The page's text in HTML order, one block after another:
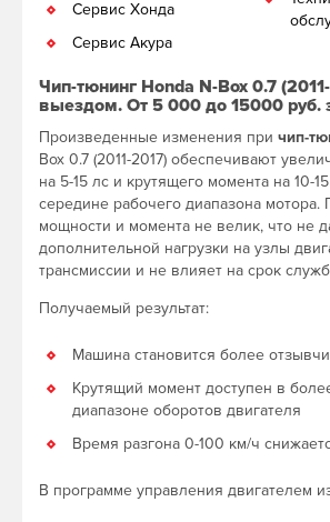
Сервис Хонда
Сервис Акура
Чип-тюнинг Honda N-Box 0.7
выездом. От 5 000 до 15000 руб.
Произведенные изменения при чип-
Box 0.7 (2011-2017) обеспечивают
на 5-15 лс и крутящего момента на 10-
середине рабочего диапазона мотора.
мощности и момента не велик, что не
дополнительной нагрузки на узлы
трансмиссии и не влияет на срок
Получаемый результат:
Машина становится более
Крутящий момент доступен в
диапазоне оборотов двигателя
Время разгона 0-100 км/ч
В программе управления двигателем